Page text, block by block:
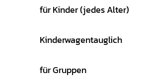
für Kinder (jedes Alter)
Kinderwagentauglich
für Gruppen